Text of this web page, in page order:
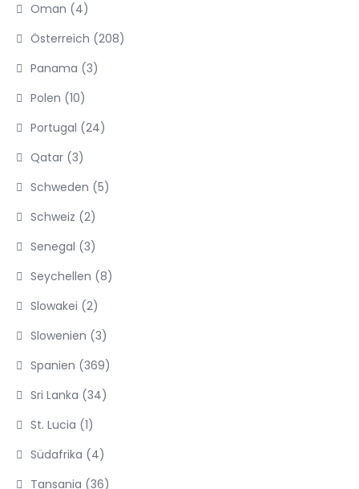
Oman (4)
Österreich (208)
Panama (3)
Polen (10)
Portugal (24)
Qatar (3)
Schweden (5)
Schweiz (2)
Senegal (3)
Seychellen (8)
Slowakei (2)
Slowenien (3)
Spanien (369)
Sri Lanka (34)
St. Lucia (1)
Südafrika (4)
Tansania (36)